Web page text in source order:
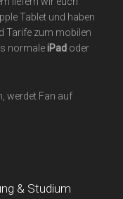
Tablet und haben
Tarife zum mobilen
normaleiPad oder
werdet Fan auf
& Studium